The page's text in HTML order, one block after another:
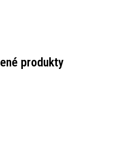
produkty